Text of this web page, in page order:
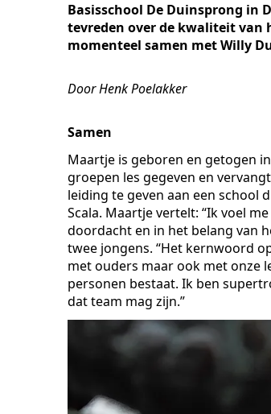
Basisschool De Duinsprong in
tevreden over de kwaliteit van
momenteel samen met Willy
Door Henk Poelakker
Samen
Maartje is geboren en getogen
groepen les gegeven en
leiding te geven aan een school
Scala. Maartje vertelt: “Ik voel
doordacht en in het belang van
twee jongens. “Het kernwoord
met ouders maar ook met onze
personen bestaat. Ik ben
dat team mag zijn.”